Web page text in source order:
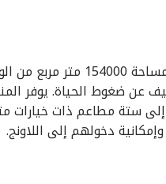
يقع المنتجع عند البوابة الشمالية
ستة مطاعم ذات خيارات
دخولهم إلى اللاونج.